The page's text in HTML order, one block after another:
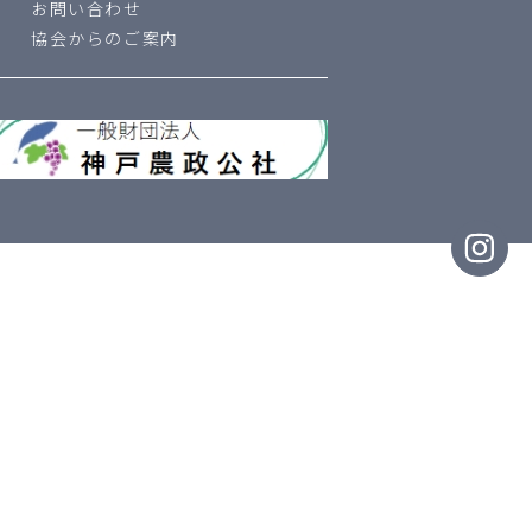
お問い合わせ
協会からのご案内